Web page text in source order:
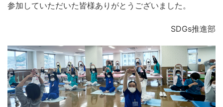
参加していただいた皆様ありがとうございました。
SDGs推進部